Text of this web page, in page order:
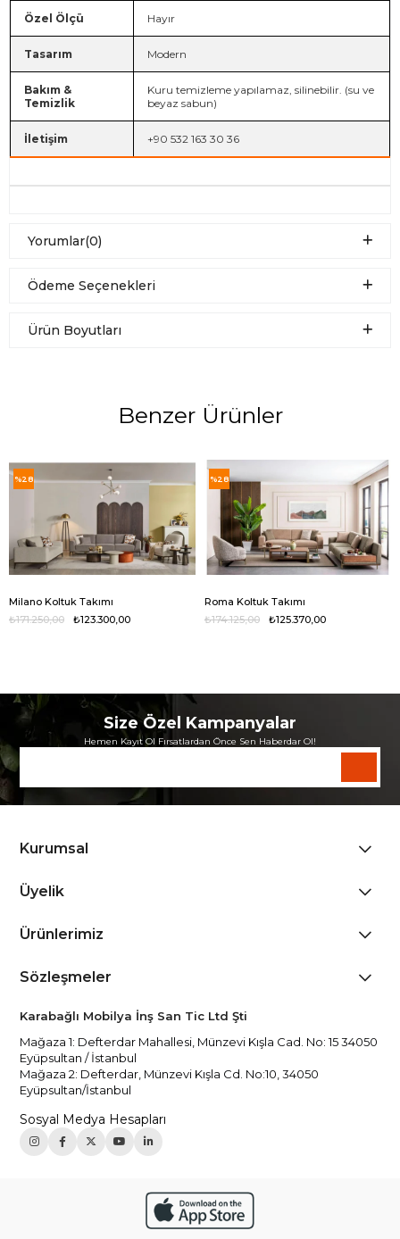
Özel Ölçü Hayır
Tasarım Modern
Bakım &
Temizlik
Kuru temizleme yapılamaz, silinebilir. (su ve
beyaz sabun)
İletişim +90 532 163 30 36
Yorumlar(0)
Ödeme Seçenekleri
Ürün Boyutları
Benzer Ürünler
Milano Koltuk Takımı
₺123.300,00
₺171.250,00
%28
Roma Koltuk Takımı
₺125.370,00
₺174.125,00
%28
Size Özel Kampanyalar
Hemen Kayıt Ol Fırsatlardan Önce Sen Haberdar Ol!
Kurumsal
Üyelik
Ürünlerimiz
Sözleşmeler
Karabağlı Mobilya İnş San Tic Ltd Şti
Mağaza 1: Defterdar Mahallesi, Münzevi Kışla Cad. No: 15 34050
Eyüpsultan / İstanbul
Mağaza 2: Defterdar, Münzevi Kışla Cd. No:10, 34050
Eyüpsultan/İstanbul
Sosyal Medya Hesapları